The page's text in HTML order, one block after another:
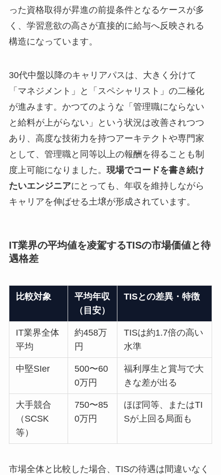
った資格取得が昇進の前提条件となるケースが多
く、学習意欲の高さが直接的に給与へ反映される
構造になっています。
30代中盤以降のキャリアパスは、大きく分けて
「マネジメント」と「スペシャリスト」の二極化
が進みます。かつてのような「管理職にならない
と給料が上がらない」という状況は改善されつつ
あり、高度な技術力を持つアーキテクトや専門家
として、管理職と同等以上の報酬を得ることも制
度上可能になりました。 現場でコードを書き続け
たいエンジニアにとっても、年収を維持しながら
キャリアを伸ばせる土壌が形成されています。
IT業界の平均値を凌駕するTISの市場価値と待
遇格差
比較対象
平均年収
（目安）
TISとの差異・特徴
IT業界全体
平均
約458万
円
TISは約1.7倍の高い
水準
中堅SIer
500〜60
0万円
福利厚生と賞与で大
きな差が出る
大手競合
（SCSK
等）
750〜85
0万円
ほぼ同等、またはTI
Sが上回る局面も
市場全体と比較した場合、TISの待遇は間違いなく